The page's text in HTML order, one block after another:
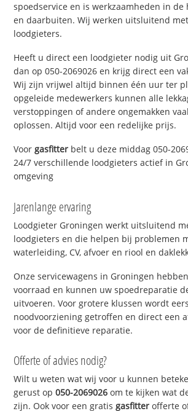
spoedservice en is werkzaamheden in de
en daarbuiten. Wij werken uitsluitend
loodgieters.
Heeft u direct een loodgieter nodig uit
dan op 050-2069026 en krijg direct een
Wij zijn vrijwel altijd binnen één uur ter
opgeleide medewerkers kunnen alle
verstoppingen of andere ongemakken
oplossen. Altijd voor een redelijke prijs.
Voorgasfitter belt u deze middag 050-
24/7 verschillende loodgieters actief in
omgeving
Jarenlange ervaring
Loodgieter Groningen werkt uitsluitend
loodgieters en die helpen bij problemen
waterleiding, CV, afvoer en riool en
Onze servicewagens in Groningen
voorraad en kunnen uw spoedreparatie
uitvoeren. Voor grotere klussen wordt
noodvoorziening getroffen en direct een
voor de definitieve reparatie.
Offerte of advies nodig?
Wilt u weten wat wij voor u kunnen
gerust op050-2069026 om te kijken wat
zijn. Ook voor een gratisgasfitter offerte